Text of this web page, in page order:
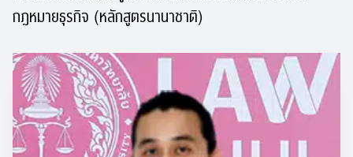
กฎหมายธุรกิจ (หลักสูตรนานาชาติ)